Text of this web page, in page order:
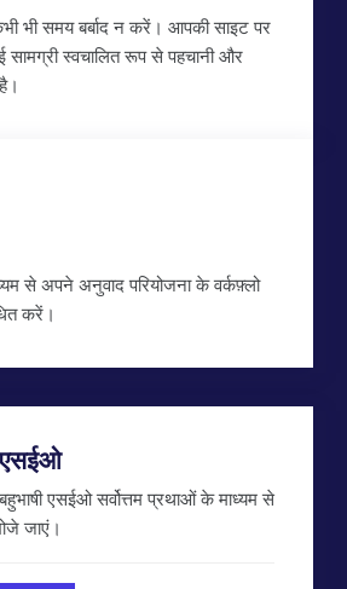
भी समय बर्बाद न करें। आपकी साइट पर
सामग्री स्वचालित रूप से पहचानी और
से अपने अनुवाद परियोजना के वर्कफ़्लो
करें।
एसईओ
बहुभाषी एसईओ सर्वोत्तम प्रथाओं के माध्यम से
जाएं।